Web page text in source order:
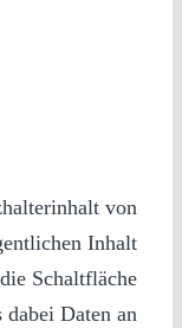
von
Inhalt
Schaltfläche
dabei Daten an